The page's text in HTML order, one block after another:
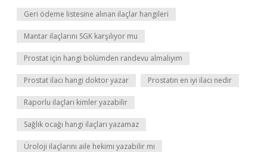
Geri ödeme listesine alınan ilaçlar hangileri
Mantar ilaçlarını SGK karşılıyor mu
Prostat için hangi bölümden randevu almalıyım
Prostat ilacı hangi doktor yazar Prostatın en iyi ilacı nedir
Raporlu ilaçları kimler yazabilir
Sağlık ocağı hangi ilaçları yazamaz
Üroloji ilaçlarını aile hekimi yazabilir mi